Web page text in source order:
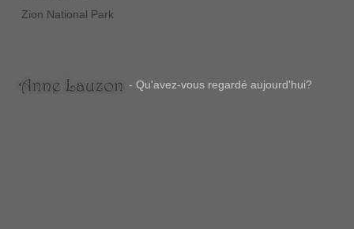
Zion National Park
- Qu'avez-vous regardé aujourd'hui?